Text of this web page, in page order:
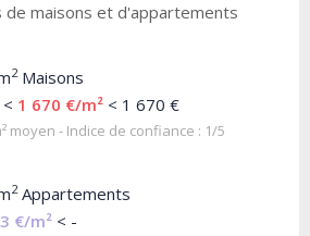
de maisons et d'appartements
2Maisons
1 670 €/m² < 1 670 €
moyen - Indice de confiance : 1/5
2Appartements
€/m² < -